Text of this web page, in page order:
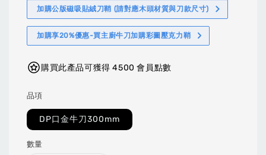
加購公版磁吸貼絨刀鞘 (請對應木頭材質與刀款尺寸)
加購享20%優惠-買主廚牛刀加購彩圖壓克力鞘
購買此產品可獲得 4500 會員點數
品項
DP口金牛刀300mm
數量